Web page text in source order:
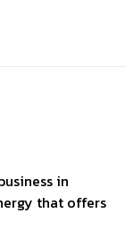
in
that offers